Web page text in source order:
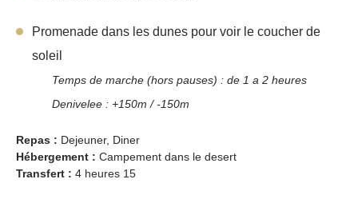
Promenade dans les dunes pour voir le coucher de
soleil
Temps de marche (hors pauses) : de 1 a 2 heures
Denivelee : +150m / -150m
Repas : Dejeuner, Diner
Hébergement : Campement dans le desert
Transfert : 4 heures 15